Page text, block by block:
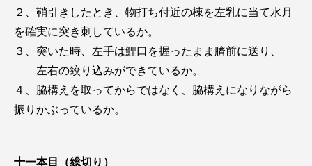
２、鞘引きしたとき、物打ち付近の棟を左乳に当て水月
を確実に突き刺しているか。
３、突いた時、左手は鯉口を握ったまま臍前に送り、
左右の絞り込みができているか。
４、脇構えを取ってからではなく、脇構えになりながら
振りかぶっているか。
十一本目（総切り）